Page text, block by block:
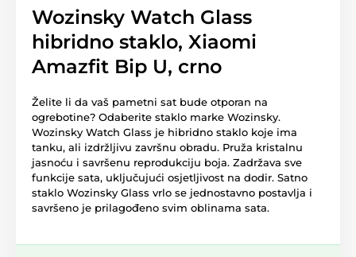
Wozinsky Watch Glass
hibridno staklo, Xiaomi
Amazfit Bip U, crno
Želite li da vaš pametni sat bude otporan na
ogrebotine? Odaberite staklo marke Wozinsky.
Wozinsky Watch Glass je hibridno staklo koje ima
tanku, ali izdržljivu završnu obradu. Pruža kristalnu
jasnoću i savršenu reprodukciju boja. Zadržava sve
funkcije sata, uključujući osjetljivost na dodir. Satno
staklo Wozinsky Glass vrlo se jednostavno postavlja i
savršeno je prilagođeno svim oblinama sata.